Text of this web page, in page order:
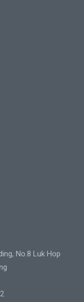
No.8 Luk Hop